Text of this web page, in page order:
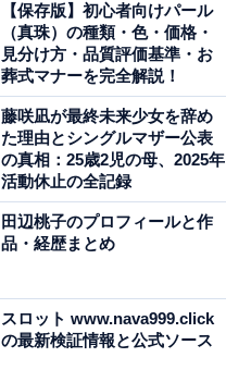
【保存版】初心者向けパール
（真珠）の種類・色・価格・
見分け方・品質評価基準・お
葬式マナーを完全解説！
藤咲凪が最終未来少女を辞め
た理由とシングルマザー公表
の真相：25歳2児の母、2025年
活動休止の全記録
田辺桃子のプロフィールと作
品・経歴まとめ
スロット www.nava999.click
の最新検証情報と公式ソース